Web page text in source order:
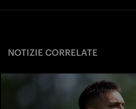
NOTIZIE CORRELATE